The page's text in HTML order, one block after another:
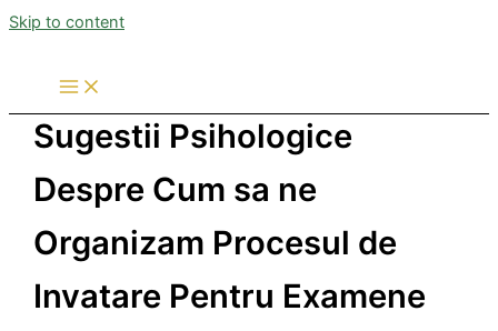
Skip to content
Sugestii Psihologice
Despre Cum sa ne
Organizam Procesul de
Invatare Pentru Examene